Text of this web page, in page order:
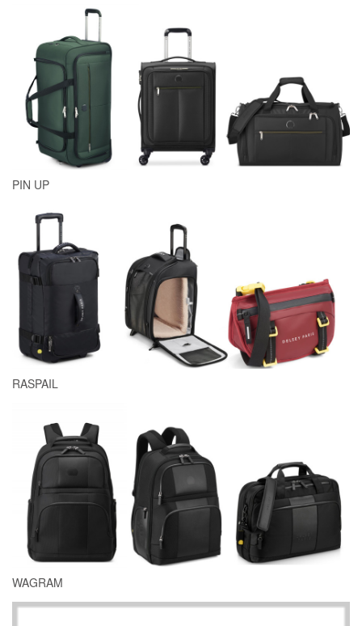
PIN UP
RASPAIL
WAGRAM